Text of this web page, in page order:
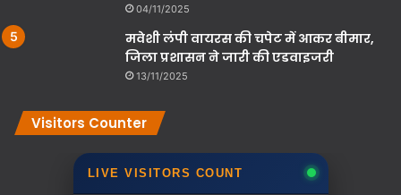
04/11/2025
मवेशी लंपी वायरस की चपेट में आकर बीमार,
जिला प्रशासन ने जारी की एडवाइजरी
13/11/2025
Visitors Counter
LIVE VISITORS COUNT